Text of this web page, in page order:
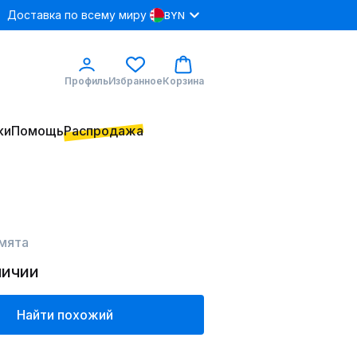
Доставка по всему миру BYN
ПрофильИзбранноеКорзина
ПомощьРаспродажа
Найти похожий